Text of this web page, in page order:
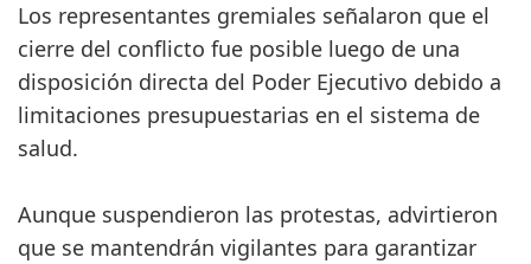
Los representantes gremiales señalaron que el
cierre del conflicto fue posible luego de una
disposición directa del Poder Ejecutivo debido a
limitaciones presupuestarias en el sistema de
salud.
Aunque suspendieron las protestas, advirtieron
que se mantendrán vigilantes para garantizar